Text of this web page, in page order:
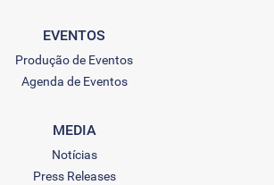
EVENTOS
Produção de Eventos
Agenda de Eventos
MEDIA
Notícias
Press Releases